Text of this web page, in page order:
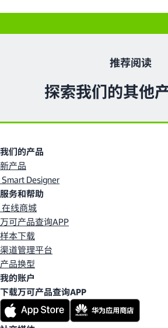
推荐阅读
探索我们的其他
我们的产品
新产品
Smart Designer
服务和帮助
在线商城
万可产品查询APP
样本下载
渠道管理平台
产品换型
我的账户
下载万可产品查询APP